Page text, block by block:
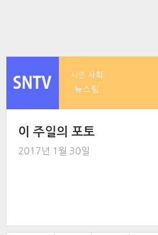
시민 사회
뉴스팀
이 주일의 포토
2017년 1월 30일